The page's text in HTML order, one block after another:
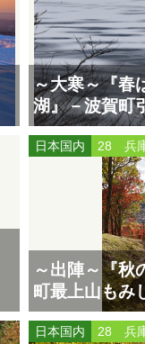
～大寒～『春
湖』－波賀町
日本国内 28 兵
～出陣～『秋
町最上山もみ
日本国内 28 兵